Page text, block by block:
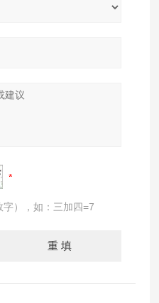
），如：三加四=7